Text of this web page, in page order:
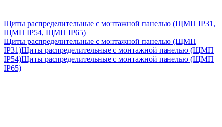
Щиты распределительные с монтажной панелью (ЩМП IP31,
ЩМП IP54, ЩМП IP65)
Щиты распределительные с монтажной панелью (ЩМП
IP31)Щиты распределительные с монтажной панелью (ЩМП
IP54)Щиты распределительные с монтажной панелью (ЩМП
IP65)